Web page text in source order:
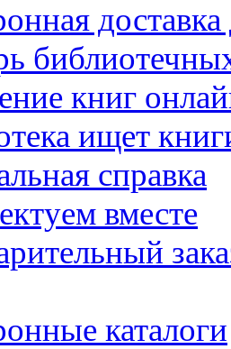
книг
ищет
справка
вместе
каталоги